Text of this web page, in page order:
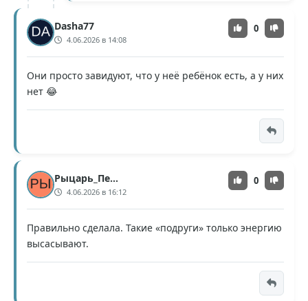
Dasha77
4.06.2026 в 14:08
0
Они просто завидуют, что у неё ребёнок есть, а у них
нет 😂
Рыцарь_Печали
4.06.2026 в 16:12
0
Правильно сделала. Такие «подруги» только энергию
высасывают.